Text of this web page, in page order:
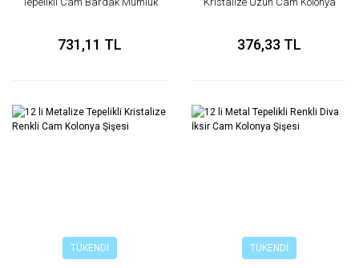
731,11 TL 376,33 TL
TÜKENDİ TÜKENDİ